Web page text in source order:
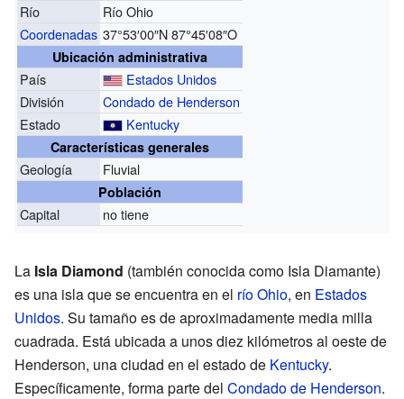
Río
Río Ohio
Coordenadas 37°53′00″N87°45′08″O
Ubicación administrativa
País
Estados Unidos
División
Condado de Henderson
Estado
Kentucky
Características generales
Geología Fluvial
Población
Capital no tiene
La Isla Diamond (también conocida como Isla Diamante)
es una isla que se encuentra en el río Ohio, en Estados
Unidos. Su tamaño es de aproximadamente media milla
cuadrada. Está ubicada a unos diez kilómetros al oeste de
Henderson, una ciudad en el estado de Kentucky.
Específicamente, forma parte del Condado de Henderson.